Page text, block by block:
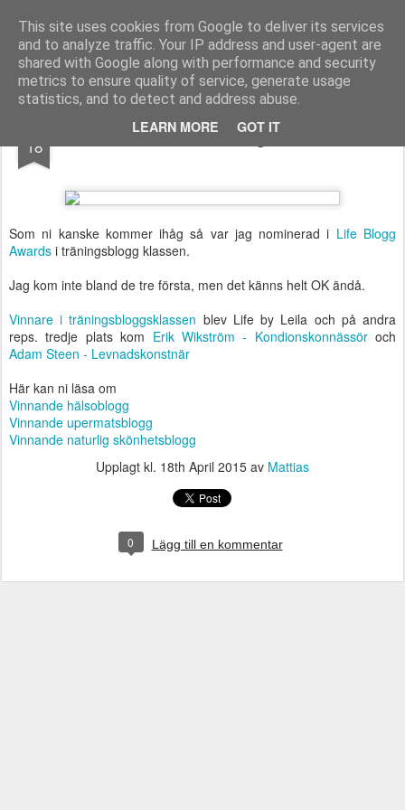
This site uses cookies from Google to deliver its services
and to analyze traffic. Your IP address and user-agent are
shared with Google along with performance and security
metrics to ensure quality of service, generate usage
statistics, and to detect and address abuse.
LEARN MORE GOT IT
Functional Fitness by Mattias - Träningsinspiration & träningsfilmer
Pages
18 Vinnare i Life Blog Awards
Som ni kanske kommer ihåg så var jag nominerad i Life Blogg
Awards i träningsblogg klassen.
Jag kom inte bland de tre första, men det känns helt OK ändå.
Vinnare i träningsbloggsklassen blev Life by Leila och på andra
reps. tredje plats kom Erik Wikström - Kondionskonnässöroch
Adam Steen - Levnadskonstnär
Här kan ni läsa om
Vinnande hälsoblogg
Vinnande upermatsblogg
Vinnande naturlig skönhetsblogg
Upplagt kl. 18th April 2015 av Mattias
0 Lägg till en kommentar